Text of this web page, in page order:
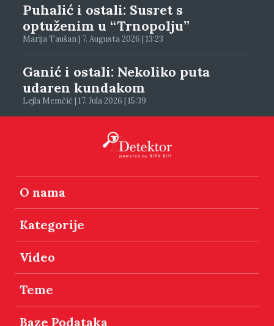
Puhalić i ostali: Susret s
optuženim u “Trnopolju”
Marija Taušan | 7. Augusta 2026 | 13:23
Ganić i ostali: Nekoliko puta
udaren kundakom
Lejla Memčić | 17. Jula 2026 | 15:39
O nama
Kategorije
Video
Teme
Baze Podataka